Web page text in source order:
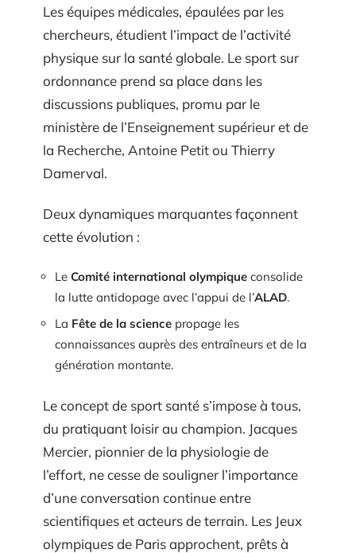
Les équipes médicales, épaulées par les
chercheurs, étudient l’impact de l’activité
physique sur la santé globale. Le sport sur
ordonnance prend sa place dans les
discussions publiques, promu par le
ministère de l’Enseignement supérieur et de
la Recherche, Antoine Petit ou Thierry
Damerval.
Deux dynamiques marquantes façonnent
cette évolution :
Le Comité international olympique consolide
la lutte antidopage avec l’appui de l’ALAD.
La Fête de la science propage les
connaissances auprès des entraîneurs et de la
génération montante.
Le concept de sport santé s’impose à tous,
du pratiquant loisir au champion. Jacques
Mercier, pionnier de la physiologie de
l’effort, ne cesse de souligner l’importance
d’une conversation continue entre
scientifiques et acteurs de terrain. Les Jeux
olympiques de Paris approchent, prêts à